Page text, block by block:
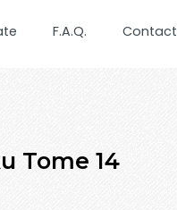
F.A.Q. Contact
Tome 14